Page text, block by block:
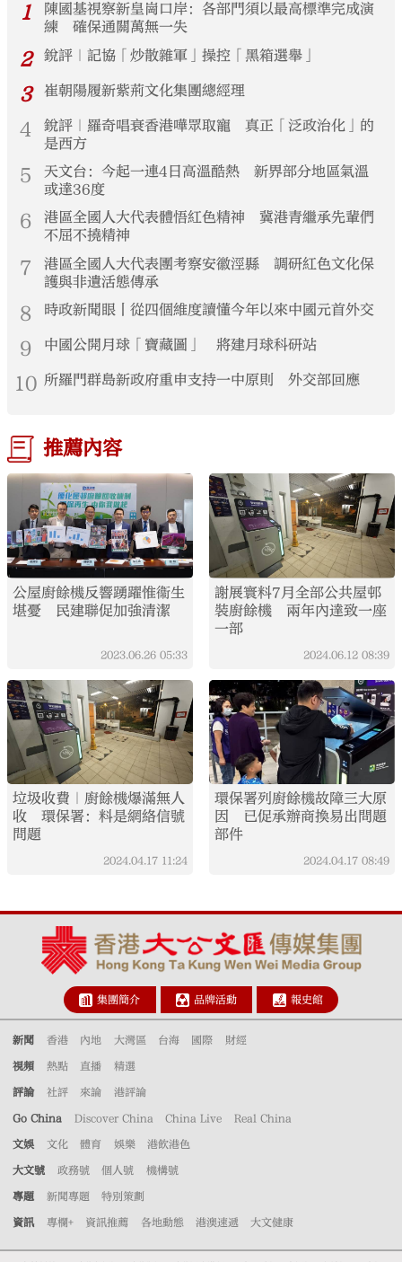
1
陳國基視察新皇崗口岸：各部門須以最高標準完成演
練 確保通關萬無一失
2 銳評｜記協「炒散雜軍」操控「黑箱選舉」
3 崔朝陽履新紫荊文化集團總經理
4
銳評｜羅奇唱衰香港嘩眾取寵 真正「泛政治化」的
是西方
5
天文台：今起一連4日高溫酷熱 新界部分地區氣溫
或達36度
6
港區全國人大代表體悟紅色精神 冀港青繼承先輩們
不屈不撓精神
7
港區全國人大代表團考察安徽涇縣 調研紅色文化保
護與非遺活態傳承
8 時政新聞眼丨從四個維度讀懂今年以來中國元首外交
9 中國公開月球「寶藏圖」 將建月球科研站
10 所羅門群島新政府重申支持一中原則 外交部回應
推薦內容
公屋廚餘機反響踴躍惟衞生
堪憂 民建聯促加強清潔
2023.06.26 05:33
謝展寰料7月全部公共屋邨
裝廚餘機 兩年內達致一座
一部
2024.06.12 08:39
垃圾收費｜廚餘機爆滿無人
收 環保署：料是網絡信號
問題
2024.04.17 11:24
環保署列廚餘機故障三大原
因 已促承辦商換易出問題
部件
2024.04.17 08:49
集團簡介 品牌活動 報史館
新聞 香港 內地 大灣區 台海 國際 財經
視頻 熱點 直播 精選
評論 社評 來論 港評論
Go China Discover China China Live Real China
文娛 文化 體育 娛樂 港飲港色
大文號 政務號 個人號 機構號
專題 新聞專題 特別策劃
資訊 專欄+ 資訊推薦 各地動態 港澳速遞 大文健康